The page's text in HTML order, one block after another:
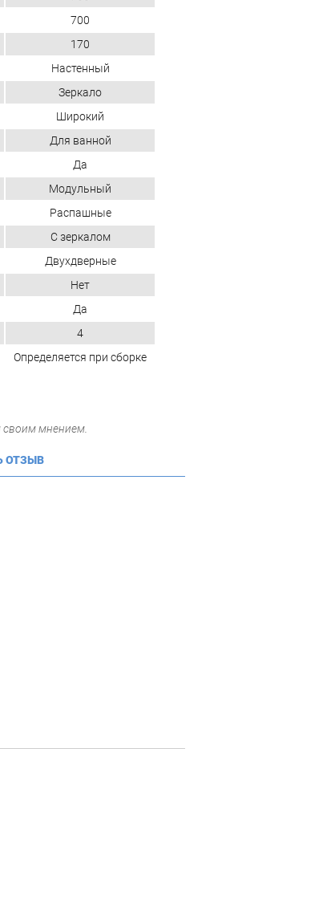
700
170
Настенный
Зеркало
Широкий
Для ванной
Да
Модульный
Распашные
С зеркалом
Двухдверные
Нет
Да
4
Определяется при сборке
своим мнением.
ОТЗЫВ